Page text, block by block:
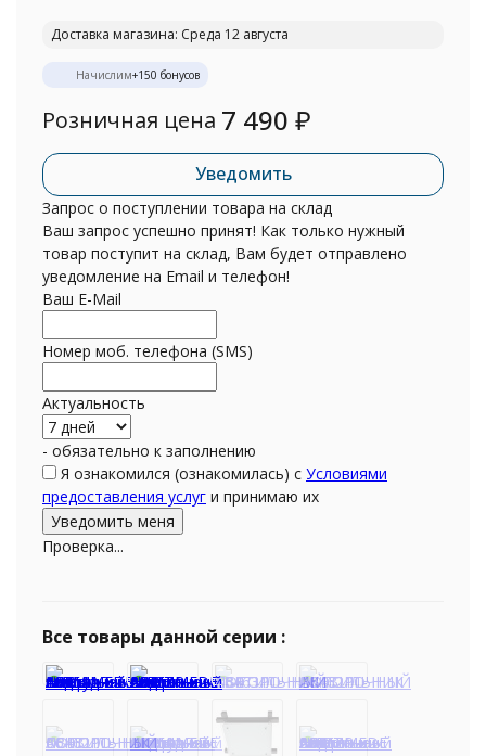
Доставка магазина: Среда 12 августа
Начислим+150 бонусов
Розничная цена 7 490 ₽
Уведомить
Запрос о поступлении товара на склад
Ваш запрос успешно принят! Как только нужный
товар поступит на склад, Вам будет отправлено
уведомление на Email и телефон!
Ваш E-Mail
Номер моб. телефона (SMS)
Актуальность
- обязательно к заполнению
Я ознакомился (ознакомилась) с Условиями
предоставления услуг и принимаю их
Проверка...
Все товары данной серии :